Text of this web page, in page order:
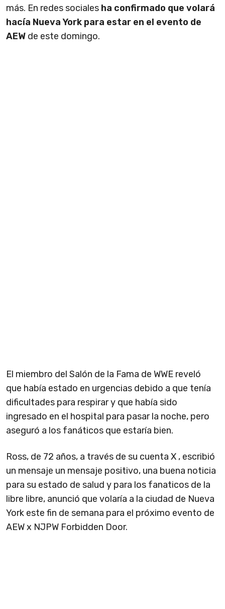
más. En redes sociales ha confirmado que volará
hacía Nueva York para estar en el evento de
AEW de este domingo.
El miembro del Salón de la Fama de WWE reveló
que había estado en urgencias debido a que tenía
dificultades para respirar y que había sido
ingresado en el hospital para pasar la noche, pero
aseguró a los fanáticos que estaría bien.
Ross, de 72 años, a través de su cuenta X , escribió
un mensaje un mensaje positivo, una buena noticia
para su estado de salud y para los fanaticos de la
libre libre, anunció que volaría a la ciudad de Nueva
York este fin de semana para el próximo evento de
AEW x NJPW Forbidden Door.